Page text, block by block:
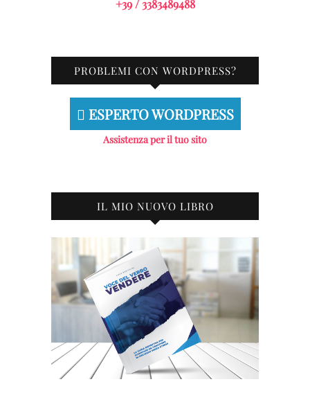
+39 / 3383489488
PROBLEMI CON WORDPRESS?
ESPERTO WORDPRESS
Assistenza per il tuo sito
IL MIO NUOVO LIBRO